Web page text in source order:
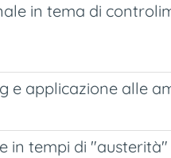
in tema di
e applicazione alle
in tempi di "austerità"